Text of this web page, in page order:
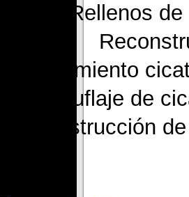
Rellenos
Tratamiento
Camuflaje de
Reconstrucción